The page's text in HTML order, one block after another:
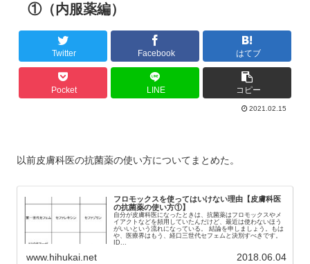
①（内服薬編）
Twitter Facebook はてブ
Pocket LINE コピー
2021.02.15
以前皮膚科医の抗菌薬の使い方についてまとめた。
フロモックスを使ってはいけない理由【皮膚科医
の抗菌薬の使い方①】
自分が皮膚科医になったときは、抗菌薬はフロモックスやメ
イアクトなどを頻用していたんだけど、最近は使わないほう
がいいという流れになっている。 結論を申しましょう。もは
や、医療界はもう、経口三世代セフェムと決別すべきです。
ID...
www.hihukai.net 2018.06.04